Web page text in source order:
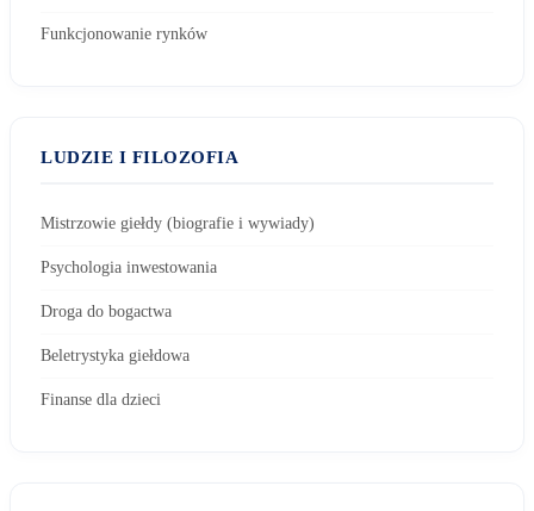
Funkcjonowanie rynków
LUDZIE I FILOZOFIA
Mistrzowie giełdy (biografie i wywiady)
Psychologia inwestowania
Droga do bogactwa
Beletrystyka giełdowa
Finanse dla dzieci